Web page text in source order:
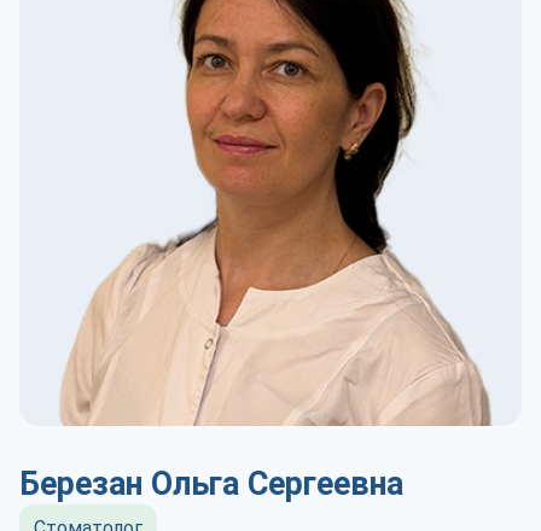
Березан Ольга Сергеевна